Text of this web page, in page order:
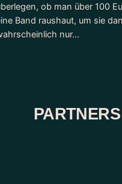
ob man über 100
Band raushaut, um sie
nur…
PARTNERS